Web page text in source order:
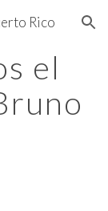
to navigation
Rico
el